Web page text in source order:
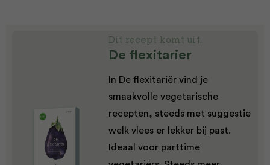
Dit recept komt uit:
De flexitarier
In De flexitariër vind je
smaakvolle vegetarische
recepten, steeds met suggestie
welk vlees er lekker bij past.
Ideaal voor parttime